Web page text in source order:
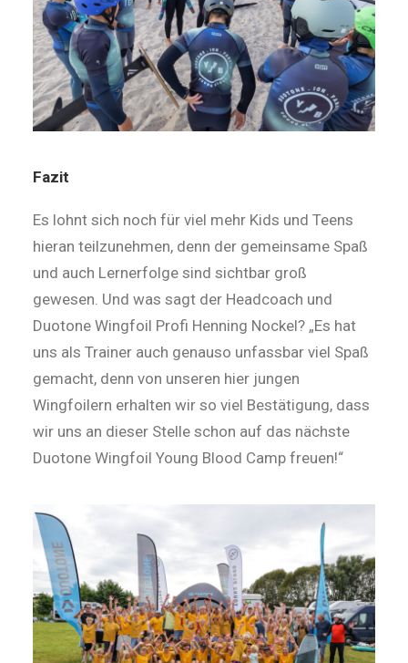
Fazit
Es lohnt sich noch für viel mehr Kids und Teens
hieran teilzunehmen, denn der gemeinsame Spaß
und auch Lernerfolge sind sichtbar groß
gewesen. Und was sagt der Headcoach und
Duotone Wingfoil Profi Henning Nockel? „Es hat
uns als Trainer auch genauso unfassbar viel Spaß
gemacht, denn von unseren hier jungen
Wingfoilern erhalten wir so viel Bestätigung, dass
wir uns an dieser Stelle schon auf das nächste
Duotone Wingfoil Young Blood Camp freuen!“